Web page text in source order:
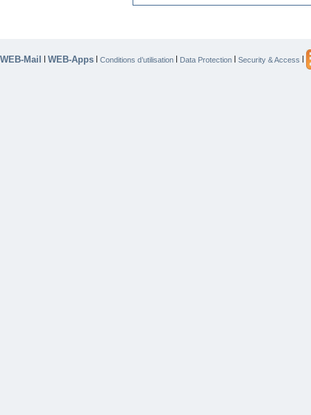
WEB-Mail | WEB-Apps | Conditions d’utilisation | Data Protection | Security & Access |